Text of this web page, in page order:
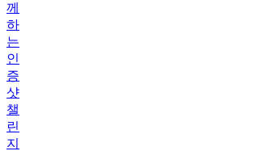
께
하
는
인
증
샷
챌
린
지